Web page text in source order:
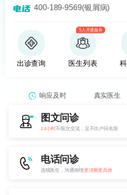
银屑病上面取得很好的成就。
400-189-9569(银屑病)
出诊查询
5人开通服务
医生列表
响应及时 真实医生
图文问诊
24小时不限次交流，足不出户问名医
电话问诊
连线医生，沟通病情更清晰更高效